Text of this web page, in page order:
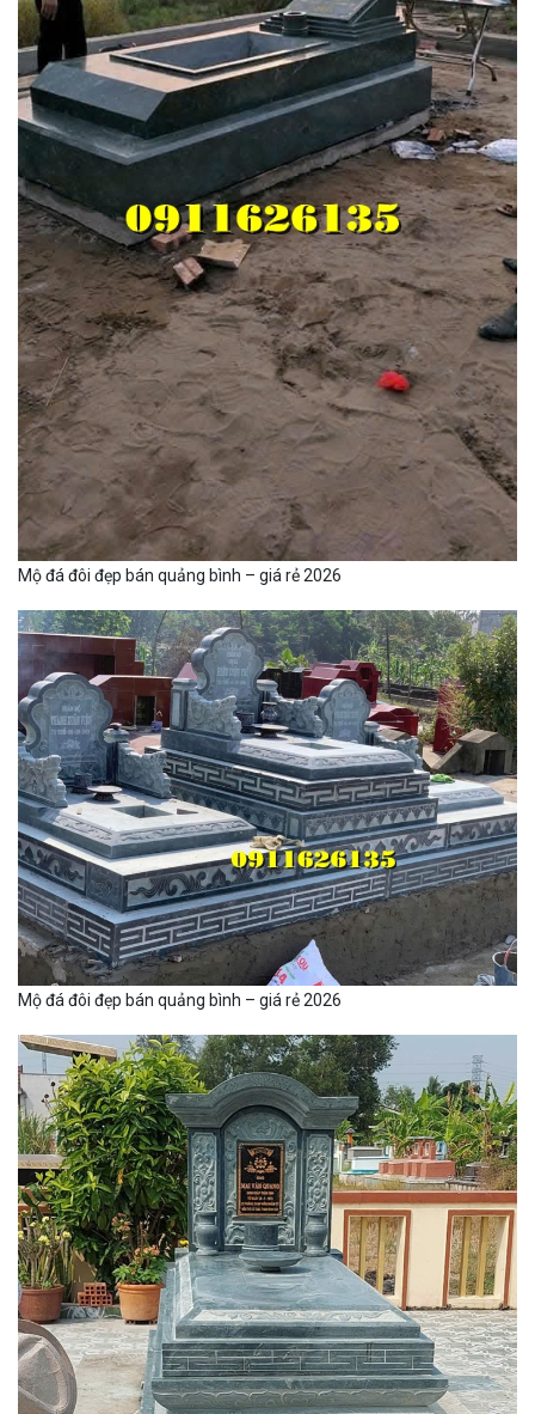
Mộ đá đôi đẹp bán quảng bình – giá rẻ 2026
Mộ đá đôi đẹp bán quảng bình – giá rẻ 2026